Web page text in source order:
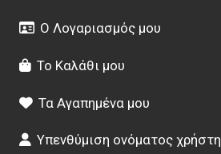
Ο Λογαριασμός μου
Το Καλάθι μου
Τα Αγαπημένα μου
Υπενθύμιση ονόματος χρήστη